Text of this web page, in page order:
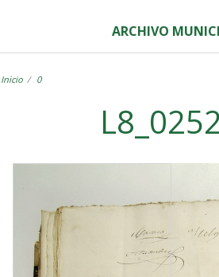
ARCHIVO
Inicio 0